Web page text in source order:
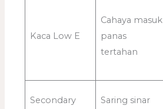
Kaca Low E
Cahaya masuk
panas
tertahan
Secondary Saring sinar